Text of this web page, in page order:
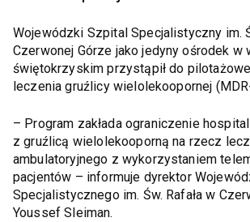
Wojewódzki Szpital Specjalistyczny im.
Czerwonej Górze jako jedyny ośrodek
świętokrzyskim przystąpił do
leczenia gruźlicy wielolekoopornej
– Program zakłada ograniczenie
z gruźlicą wielolekooporną na rzecz
ambulatoryjnego z wykorzystaniem
pacjentów – informuje dyrektor
Specjalistycznego im. Św. Rafała w
Youssef Sleiman.